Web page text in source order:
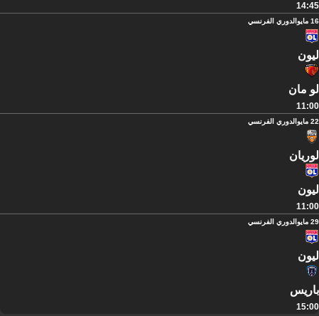
14:45
16 مايو الدوري الفرنسي
ليون
لو مان
11:00
22 مايو الدوري الفرنسي
لوريان
ليون
11:00
29 مايو الدوري الفرنسي
ليون
باريس
15:00